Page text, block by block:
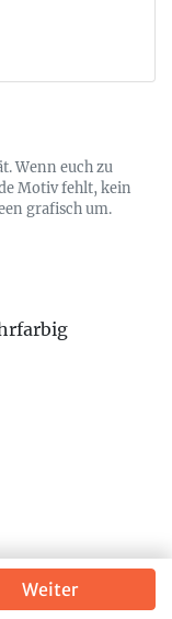
Weiter
Wenn euch zu
Motiv fehlt, kein
grafisch um.